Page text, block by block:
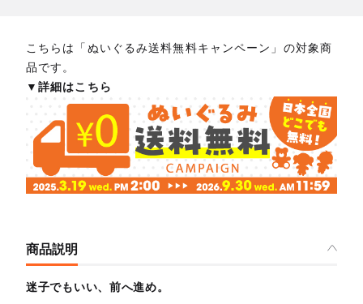
こちらは「ぬいぐるみ送料無料キャンペーン」の対象商
品です。
▼詳細はこちら
商品説明
迷子でもいい、前へ進め。